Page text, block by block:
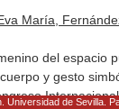
María,
del espacio
y gesto
Universidad de Sevilla.